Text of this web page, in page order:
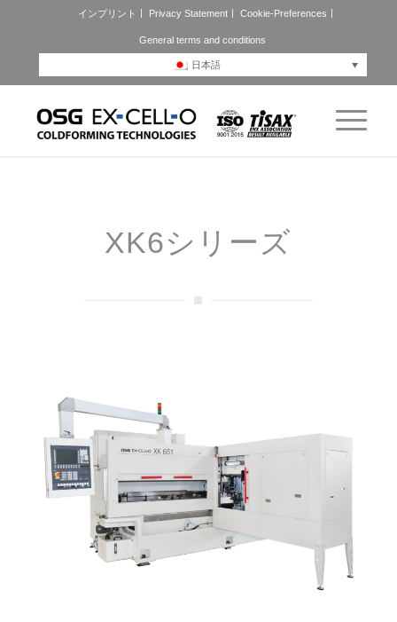
インプリント Privacy Statement Cookie-Preferences
General terms and conditions
日本語
XK6シリーズ